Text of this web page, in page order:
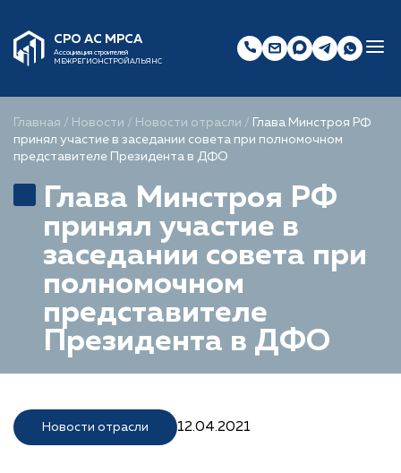
СРО АС МРСА
Ассоциация строителей
МЕЖРЕГИОНСТРОЙАЛЬЯНС
Главная / Новости / Новости отрасли /
Глава Минстроя РФ
принял участие в заседании совета при полномочном
представителе Президента в ДФО
Глава Минстроя РФ
принял участие в
заседании совета при
полномочном
представителе
Президента в ДФО
Новости отрасли 12.04.2021